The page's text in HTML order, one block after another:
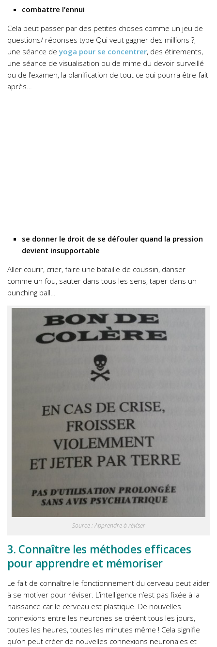
combattre l’ennui
Cela peut passer par des petites choses comme un jeu de
questions/ réponses type Qui veut gagner des millions ?,
une séance de yoga pour se concentrer, des étirements,
une séance de visualisation ou de mime du devoir surveillé
ou de l’examen, la planification de tout ce qui pourra être fait
après…
se donner le droit de se défouler quand la pression
devient insupportable
Aller courir, crier, faire une bataille de coussin, danser
comme un fou, sauter dans tous les sens, taper dans un
punching ball…
Source : Apprendre à réviser
3. Connaître les méthodes efficaces
pour apprendre et mémoriser
Le fait de connaître le fonctionnement du cerveau peut aider
à se motiver pour réviser. L’intelligence n’est pas fixée à la
naissance car le cerveau est plastique. De nouvelles
connexions entre les neurones se créent tous les jours,
toutes les heures, toutes les minutes même ! Cela signifie
qu’on peut créer de nouvelles connexions neuronales et